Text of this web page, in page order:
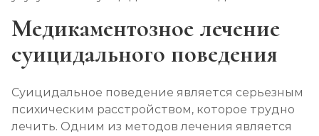
Медикаментозное лечение
суицидального поведения
Суицидальное поведение является серьезным
психическим расстройством, которое трудно
лечить. Одним из методов лечения является